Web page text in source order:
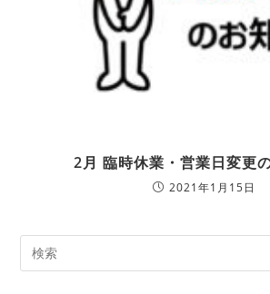
2月 臨時休業・営業日変更
2021年1月15日